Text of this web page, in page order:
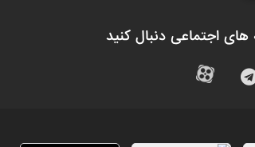
اجتماعی دنبال کنید